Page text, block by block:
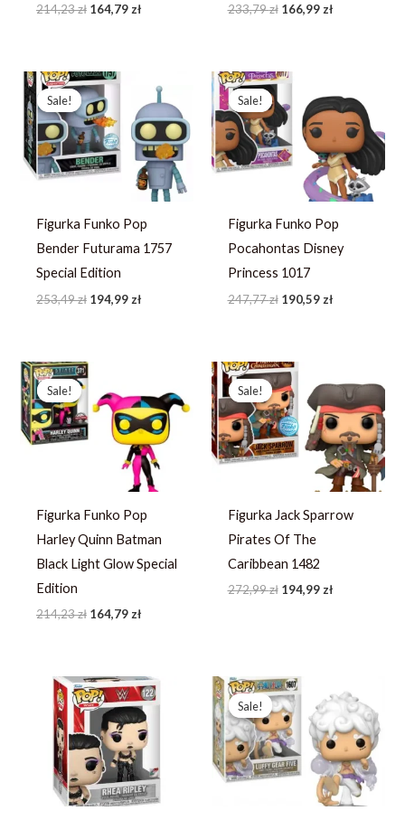
214,23zł 164,79 zł 233,79zł 166,99 zł
Sale!
Sale!
Figurka Funko Pop
Bender Futurama 1757
Special Edition
253,49zł
Pierwotna
cena
wynosiła:
253,49 zł.
194,99 zł
cena
wynosi:
194,99 zł.
Sale!
Sale!
Figurka Funko Pop
Pocahontas Disney
Princess 1017
247,77zł
Pierwotna
wynosiła:
247,77 zł.
190,59 zł
cena
wynosi:
190,59 zł.
Sale!
Sale!
Figurka Funko Pop
Harley Quinn Batman
Black Light Glow Special
Edition
214,23zł
Pierwotna
wynosiła:
214,23 zł.
164,79 zł
wynosi:
164,79 zł.
Sale!
Sale!
Figurka Jack Sparrow
Pirates Of The
Caribbean 1482
272,99zł
Pierwotna
cena
wynosiła:
272,99 zł.
194,99 zł
cena
wynosi:
194,99 zł.
Sale!
Sale!
Pierwotna
cena
wynosiła:
246,73 zł.
cena
wynosi:
189,79 zł.